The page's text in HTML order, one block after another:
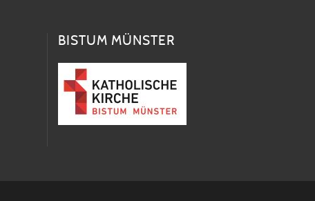
BISTUM MÜNSTER